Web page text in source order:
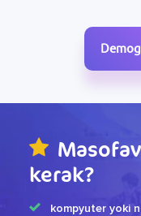
kerak?
kompyuter yoki